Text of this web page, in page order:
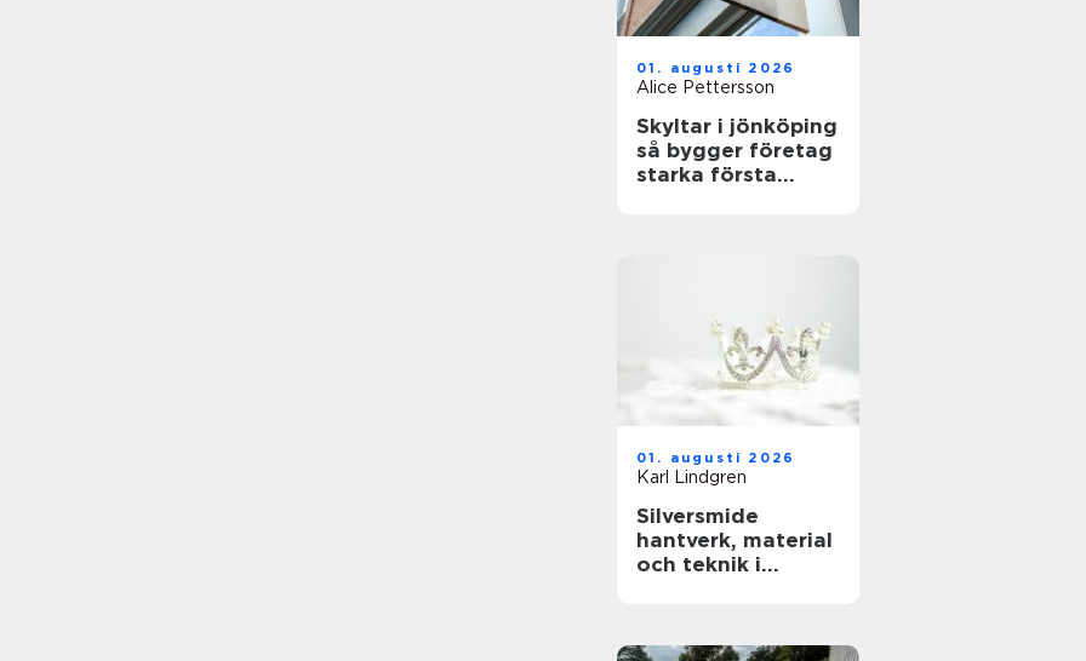
01. augusti 2026
Alice Pettersson
Skyltar i jönköping
så bygger företag
starka första
01. augusti 2026
Karl Lindgren
Silversmide
hantverk, material
och teknik i